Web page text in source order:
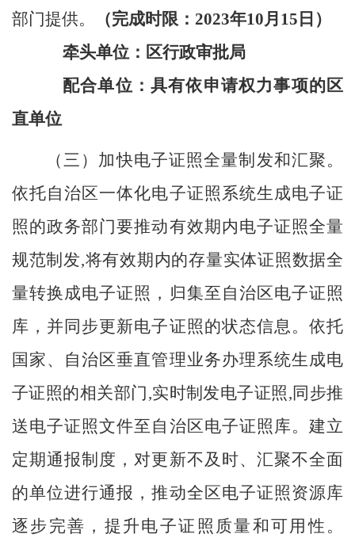
部门提供。
（完成时限： 2023年10月 15 日 ）
牵头单位：区行政审批局
配合单位：具有依申请权力事项的区
直单位
（三）加快电子证照全量制发和汇聚。
依托自治区一体化电子证照系统生成电子证
照的政务部门要推动有效期内电子证照全量
规范制发,将有效期内的存量实体证照数据全
量转换成电子证照，归集至 自治区电子证照
库，并同步更新电子证照的状态信息。 依托
国家、自治区垂直管理业务办理系统生成电
子证照的相关部门,实时制发电子证照,同步推
送电子证照文件至 自治区电子证照库。 建立
定期通报制度，对更新不及时、汇聚不全面
的单位进行通报，推动全区电子证照资源库
逐步完善，提升电子证照质量和可用性。